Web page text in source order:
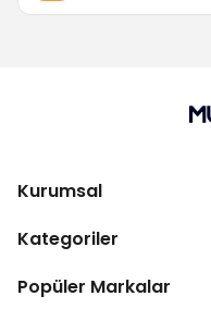
Kurumsal
Kategoriler
Popüler Markalar